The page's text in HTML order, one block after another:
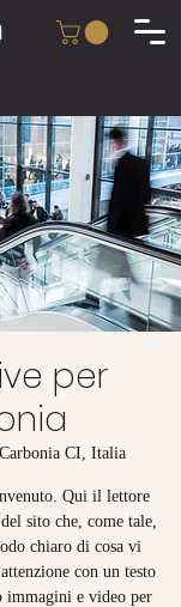
per
CI, Italia
Qui il lettore
sito che, come tale,
chiaro di cosa vi
con un testo
immagini e video per